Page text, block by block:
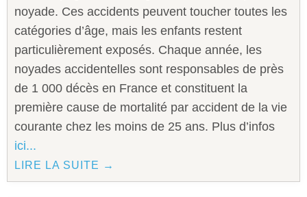
noyade. Ces accidents peuvent toucher toutes les
catégories d’âge, mais les enfants restent
particulièrement exposés. Chaque année, les
noyades accidentelles sont responsables de près
de 1 000 décès en France et constituent la
première cause de mortalité par accident de la vie
courante chez les moins de 25 ans. Plus d’infos
ici...
LIRE LA SUITE →